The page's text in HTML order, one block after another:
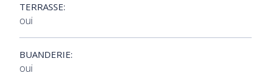
TERRASSE:
oui
BUANDERIE:
oui